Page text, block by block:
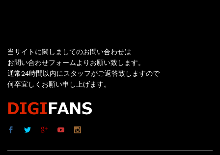
当サイトに関しましてのお問い合わせは
お問い合わせフォームよりお願い致します。
通常24時間以内にスタッフがご返答致しますので
何卒宜しくお願い申し上げます。